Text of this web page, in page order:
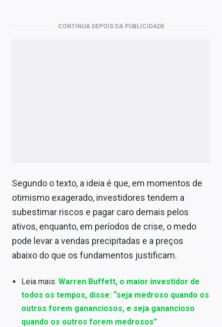
CONTINUA DEPOIS DA PUBLICIDADE
Segundo o texto, a ideia é que, em momentos de
otimismo exagerado, investidores tendem a
subestimar riscos e pagar caro demais pelos
ativos, enquanto, em períodos de crise, o medo
pode levar a vendas precipitadas e a preços
abaixo do que os fundamentos justificam.
Leia mais:Warren Buffett, o maior investidor de
todos os tempos, disse: “seja medroso quando os
outros forem gananciosos, e seja ganancioso
quando os outros forem medrosos”